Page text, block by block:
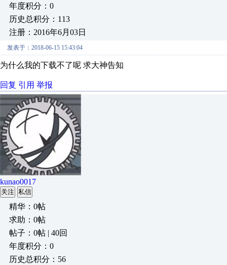
年度积分：0
历史总积分：113
注册：2016年6月03日
发表于：2018-06-15 15:43:04
为什么我的下载不了呢 求大神告知
回复 引用 举报
kunao0017
关注 私信
精华：0帖
求助：0帖
帖子：0帖 | 40回
年度积分：0
历史总积分：56